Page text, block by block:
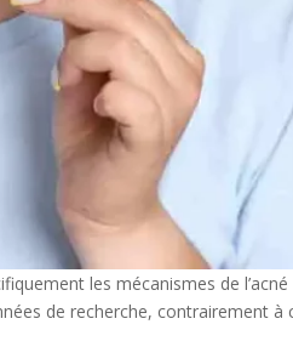
les mécanismes de
de recherche, contrairement